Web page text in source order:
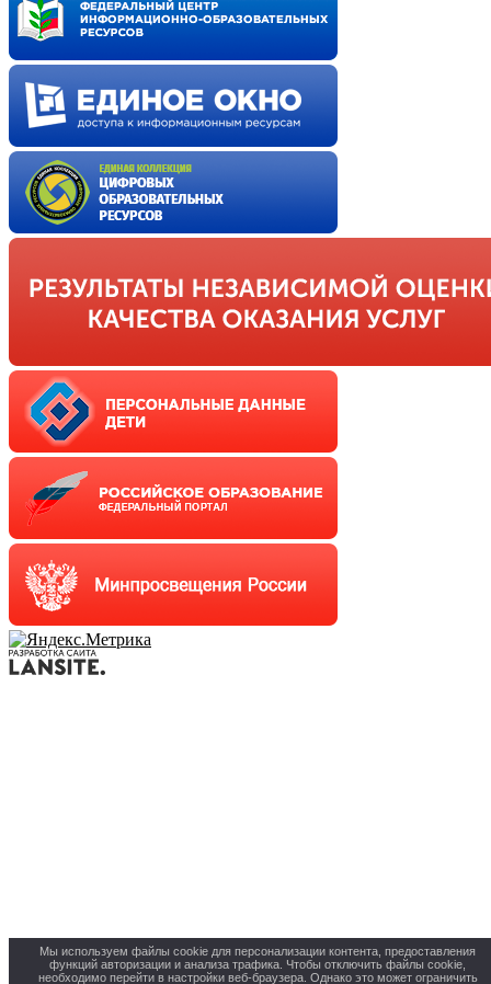
Мы используем файлы cookie для персонализации контента, предоставления
функций авторизации и анализа трафика. Чтобы отключить файлы cookie,
необходимо перейти в настройки веб-браузера. Однако это может ограничить